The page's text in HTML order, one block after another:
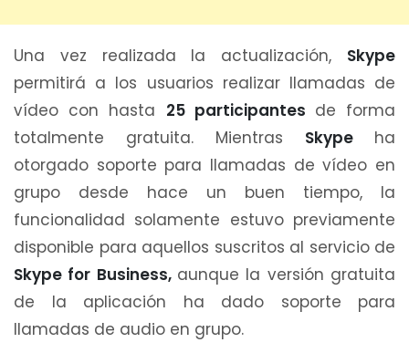
Una vez realizada la actualización, Skype
permitirá a los usuarios realizar llamadas de
vídeo con hasta 25 participantes de forma
totalmente gratuita. Mientras Skype ha
otorgado soporte para llamadas de vídeo en
grupo desde hace un buen tiempo, la
funcionalidad solamente estuvo previamente
disponible para aquellos suscritos al servicio de
Skype for Business, aunque la versión gratuita
de la aplicación ha dado soporte para
llamadas de audio en grupo.